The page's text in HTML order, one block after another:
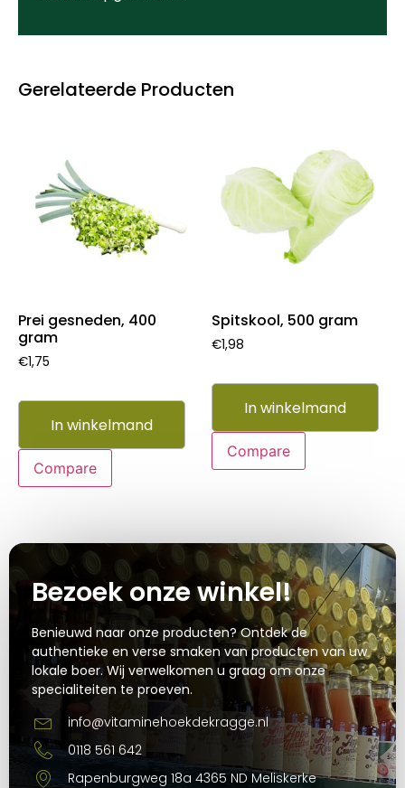
Gerelateerde Producten
Prei gesneden, 400
gram
€1,75
In winkelmand
Compare
Spitskool, 500 gram
€1,98
In winkelmand
Compare
Bezoek onze winkel!
Benieuwd naar onze producten? Ontdek de
authentieke en verse smaken van producten van uw
lokale boer. Wij verwelkomen u graag om onze
specialiteiten te proeven.
info@vitaminehoekdekragge.nl
0118 561 642
Rapenburgweg 18a 4365 ND Meliskerke